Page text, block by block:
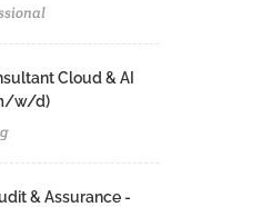
Cloud & AI
w/d)​
& Assurance -